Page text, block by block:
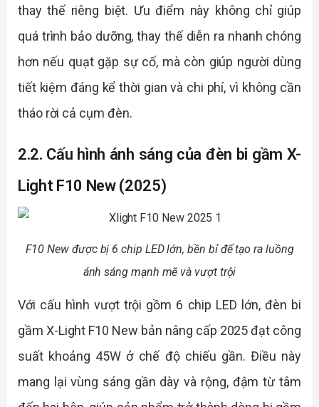
thay thế riêng biệt. Ưu điểm này không chỉ giúp
quá trình bảo dưỡng, thay thế diễn ra nhanh chóng
hơn nếu quạt gặp sự cố, mà còn giúp người dùng
tiết kiệm đáng kể thời gian và chi phí, vì không cần
tháo rời cả cụm đèn.
2.2. Cấu hình ánh sáng của đèn bi gầm X-
Light F10 New (2025)
F10 New được bị 6 chip LED lớn, bền bỉ để tạo ra luồng
ánh sáng mạnh mẽ và vượt trội
Với cấu hình vượt trội gồm 6 chip LED lớn, đèn bi
gầm X-Light F10 New bản nâng cấp 2025 đạt công
suất khoảng 45W ở chế độ chiếu gần. Điều này
mang lại vùng sáng gần dày và rộng, đậm từ tâm